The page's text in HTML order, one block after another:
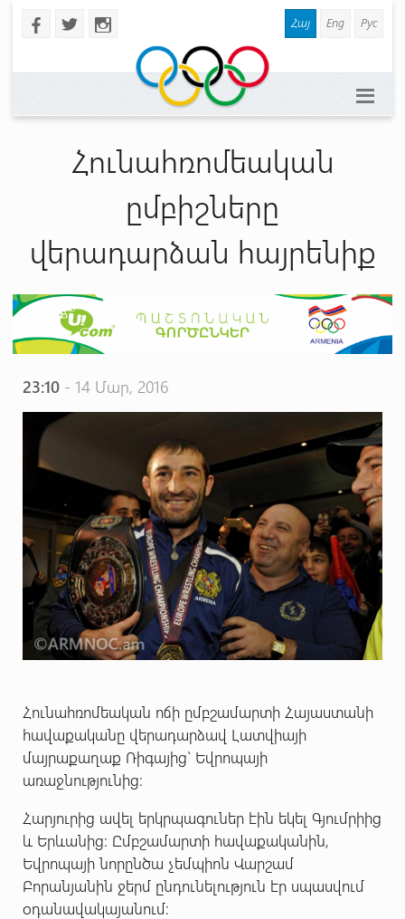
b a x Հայ Eng Рус
Հունահռոմեական
ըմբիշները
վերադարձան հայրենիք
23:10- 14 Մար, 2016
Հունահռոմեական ոճի ըմբշամարտի Հայաստանի
հավաքականը վերադարձավ Լատվիայի
մայրաքաղաք Ռիգայից` Եվրոպայի
առաջնությունից:
Հարյուրից ավել երկրպագուներ էին եկել Գյումրիից
և Երևանից: Ըմբշամարտի հավաքականին,
Եվրոպայի նորընծա չեմպիոն Վարշամ
Բորանյանին ջերմ ընդունելություն էր սպասվում
օդանավակայանում: